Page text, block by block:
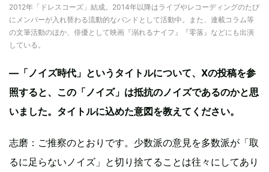
2012年「ドレスコーズ」結成。2014年以降はライブやレコーディングのたび
にメンバーが入れ替わる流動的なバンドとして活動中。また、連載コラム等
の文筆活動のほか、俳優として映画『溺れるナイフ』『零落』などにも出演
している。
—「ノイズ時代」というタイトルについて、Xの投稿を参
照すると、この「ノイズ」は抵抗のノイズであるのかと思
いました。タイトルに込めた意図を教えてください。
志磨：ご推察のとおりです。少数派の意見を多数派が「取
るに足らないノイズ」と切り捨てることは往々にしてあり